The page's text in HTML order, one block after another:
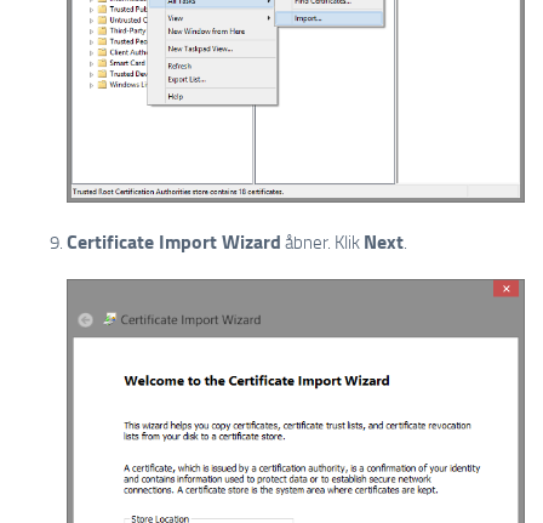
Certificate Import Wizard åbner. Klik Next.